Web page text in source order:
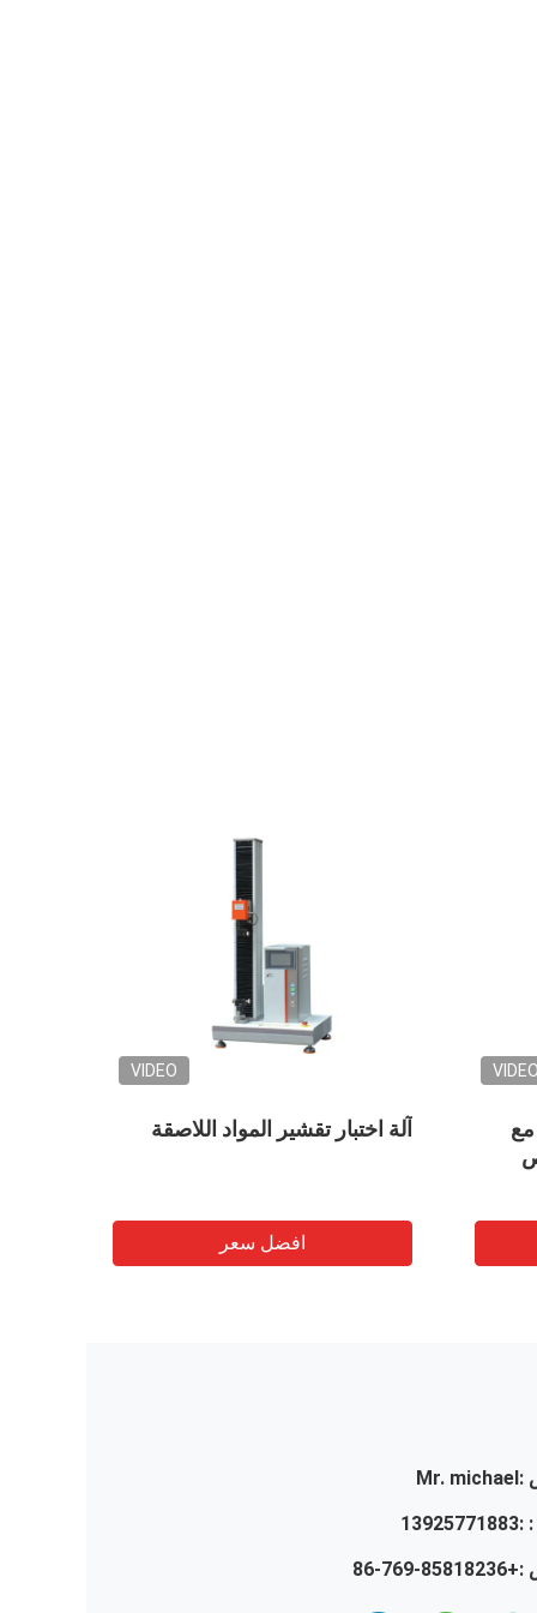
180 درجة قشر التصاق اختبار
30000 مم في الدقيقة
:
Mr. michael
: :
13925771883
:
+86-769-85818236